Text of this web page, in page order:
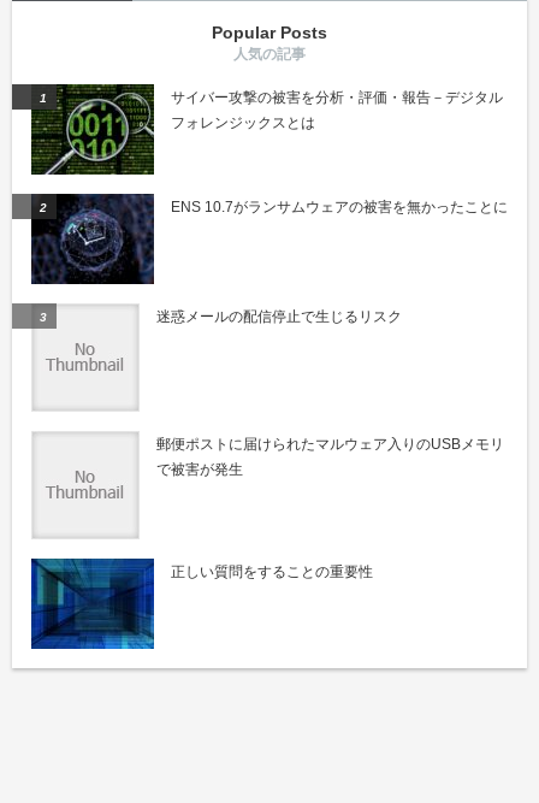
Popular Posts
サイバー攻撃の被害を分析・評価・報告－デジタル
フォレンジックスとは
ENS 10.7がランサムウェアの被害を無かったことに
迷惑メールの配信停止で生じるリスク
郵便ポストに届けられたマルウェア入りのUSBメモリ
で被害が発生
正しい質問をすることの重要性